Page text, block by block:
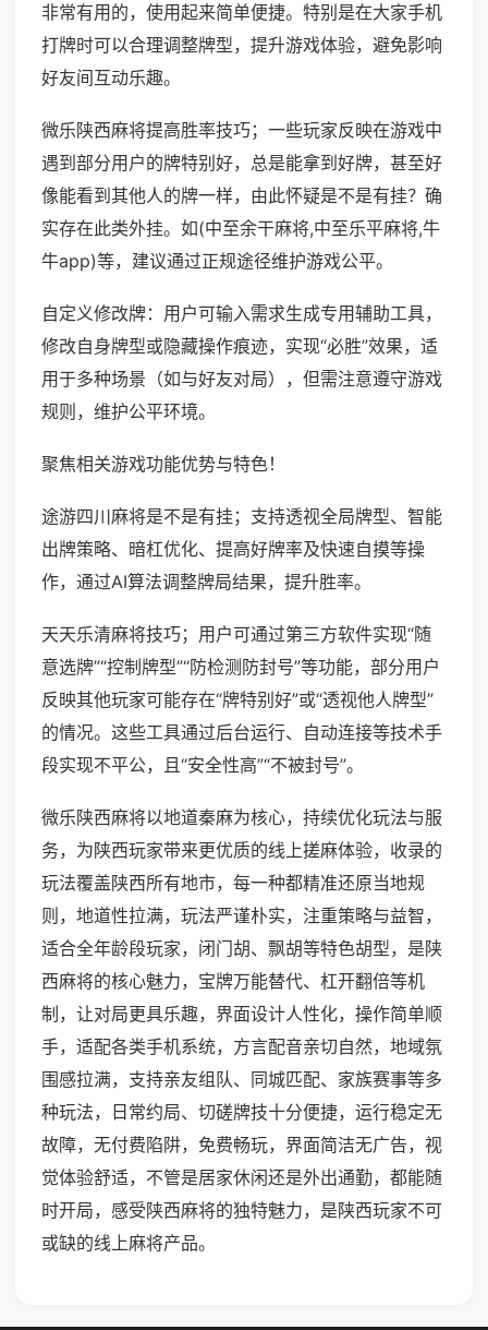
非常有用的，使用起来简单便捷。特别是在大家手机
打牌时可以合理调整牌型，提升游戏体验，避免影响
好友间互动乐趣。
微乐陕西麻将提高胜率技巧；一些玩家反映在游戏中
遇到部分用户的牌特别好，总是能拿到好牌，甚至好
像能看到其他人的牌一样，由此怀疑是不是有挂？确
实存在此类外挂。如(中至余干麻将,中至乐平麻将,牛
牛app)等，建议通过正规途径维护游戏公平。
自定义修改牌：用户可输入需求生成专用辅助工具，
修改自身牌型或隐藏操作痕迹，实现“必胜”效果，适
用于多种场景（如与好友对局），但需注意遵守游戏
规则，维护公平环境。
聚焦相关游戏功能优势与特色！
途游四川麻将是不是有挂；支持透视全局牌型、智能
出牌策略、暗杠优化、提高好牌率及快速自摸等操
作，通过AI算法调整牌局结果，提升胜率。
天天乐清麻将技巧；用户可通过第三方软件实现“随
意选牌”“控制牌型”“防检测防封号”等功能，部分用户
反映其他玩家可能存在“牌特别好”或“透视他人牌型”
的情况。这些工具通过后台运行、自动连接等技术手
段实现不平公，且“安全性高”“不被封号”。
微乐陕西麻将以地道秦麻为核心，持续优化玩法与服
务，为陕西玩家带来更优质的线上搓麻体验，收录的
玩法覆盖陕西所有地市，每一种都精准还原当地规
则，地道性拉满，玩法严谨朴实，注重策略与益智，
适合全年龄段玩家，闭门胡、飘胡等特色胡型，是陕
西麻将的核心魅力，宝牌万能替代、杠开翻倍等机
制，让对局更具乐趣，界面设计人性化，操作简单顺
手，适配各类手机系统，方言配音亲切自然，地域氛
围感拉满，支持亲友组队、同城匹配、家族赛事等多
种玩法，日常约局、切磋牌技十分便捷，运行稳定无
故障，无付费陷阱，免费畅玩，界面简洁无广告，视
觉体验舒适，不管是居家休闲还是外出通勤，都能随
时开局，感受陕西麻将的独特魅力，是陕西玩家不可
或缺的线上麻将产品。